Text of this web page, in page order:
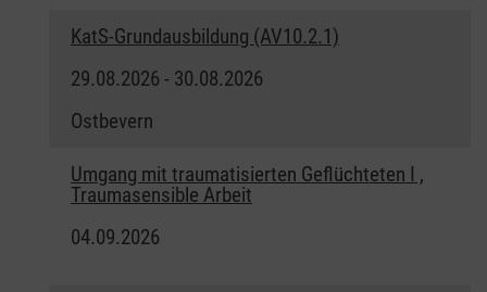
KatS-Grundausbildung (AV10.2.1)
29.08.2026 - 30.08.2026
Ostbevern
Umgang mit traumatisierten Geflüchteten I ,
Traumasensible Arbeit
04.09.2026